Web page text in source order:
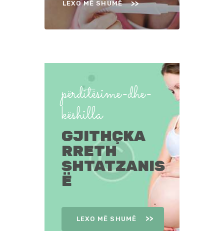
LEXO MË SHUMË
përditësime-dhe-
këshilla
GJITHÇKA
RRETH
SHTATZANIS
Ë
LEXO MË SHUMË